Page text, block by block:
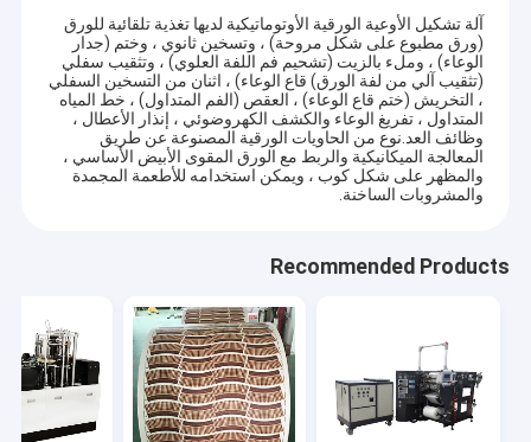
آلة تشكيل الأوعية الورقية الأوتوماتيكية لديها تغذية تلقائية للورق
(ورق مطبوع على شكل مروحة) ، وتسخين ثانوي ، وختم (جدار
الوعاء) ، وملء بالزيت (تشحيم فم اللفة العلوي) ، وتثقيب سفلي
(تثقيب آلي من لفة الورق) قاع الوعاء) ، اثنان من التسخين السفلي
، التخريش (ختم قاع الوعاء) ، العقص (الفم المتداول) ، خط المياه
المتداول ، تفريغ الوعاء والكشف الكهروضوئي ، إنذار الأعطال ،
وظائف العد.نوع من الحاويات الورقية المصنوعة عن طريق
المعالجة الميكانيكية والربط مع الورق المقوى الأبيض الأساسي ،
والمظهر على شكل كوب ، ويمكن استخدامه للأطعمة المجمدة
والمشروبات الساخنة.
Recommended Products